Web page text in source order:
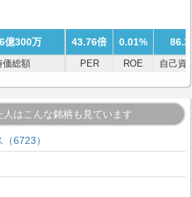
億300万 43.76倍 0.01%
価総額 PER ROE 自己資
人はこんな銘柄も見ています
6723）